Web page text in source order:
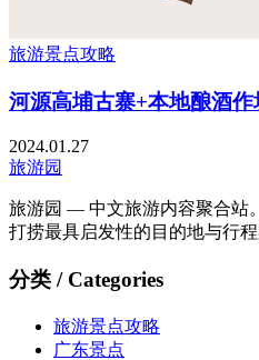
旅游景点攻略
河源高埔古寨+本地酿酒
2024.01.27
旅游园
旅游园 — 中文旅游内容聚合站
打捞最具启发性的目的地与行程
分类 / Categories
旅游景点攻略
广东景点